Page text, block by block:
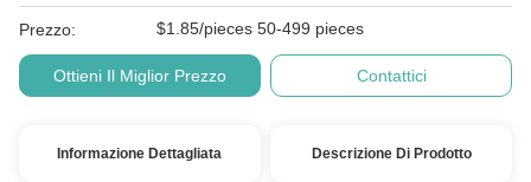
Prezzo: $1.85/pieces 50-499 pieces
Ottieni Il Miglior Prezzo Contattici
Informazione Dettagliata Descrizione Di Prodotto